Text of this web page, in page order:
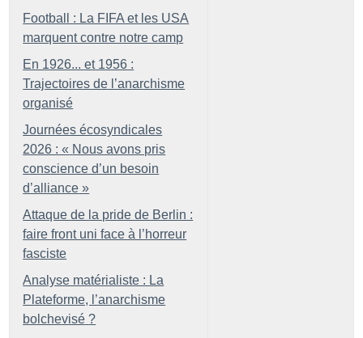
Football : La FIFA et les USA
marquent contre notre camp
En 1926... et 1956 :
Trajectoires de l’anarchisme
organisé
Journées écosyndicales
2026 : « Nous avons pris
conscience d’un besoin
d’alliance »
Attaque de la pride de Berlin :
faire front uni face à l’horreur
fasciste
Analyse matérialiste : La
Plateforme, l’anarchisme
bolchevisé ?